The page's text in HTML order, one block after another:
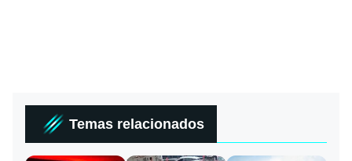
Temas relacionados